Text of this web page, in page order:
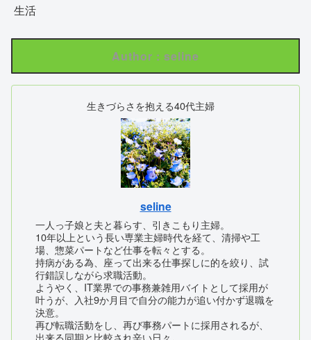
生活
Author : seline
生きづらさを抱える40代主婦
seline
一人っ子娘と夫と暮らす、引きこもり主婦。
10年以上という長い専業主婦時代を経て、清掃や工
場、惣菜パートなど仕事を転々とする。
持病がある為、座って出来る仕事探しに的を絞り、試
行錯誤しながら求職活動。
ようやく、IT業界での事務兼雑用バイトとして採用が
叶うが、入社9か月目で自分の能力が追い付かず退職を
決意。
再び転職活動をし、再び事務パートに採用されるが、
出来る同期と比較され辛い日々。